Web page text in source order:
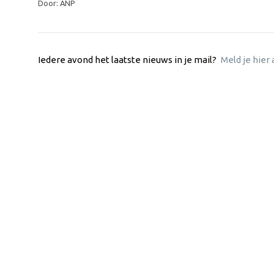
Door: ANP
Iedere avond het laatste nieuws in je mail? Meld je hier